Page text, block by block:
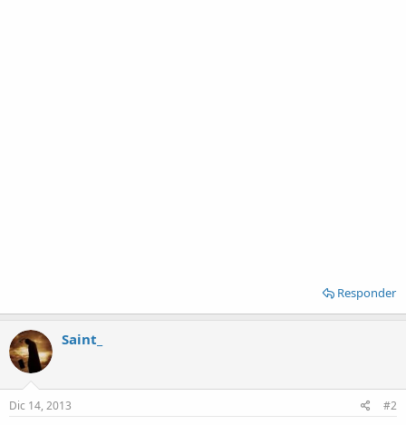
Responder
Saint_
Dic 14, 2013 #2